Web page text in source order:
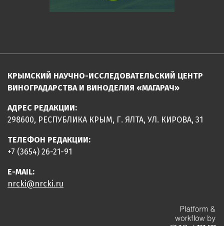
КРЫМСКИЙ НАУЧНО-ИССЛЕДОВАТЕЛЬСКИЙ ЦЕНТР
ВИНОГРАДАРСТВА И ВИНОДЕЛИЯ «МАГАРАЧ»
АДРЕС РЕДАКЦИИ:
298600, РЕСПУБЛИКА КРЫМ, Г. ЯЛТА, УЛ. КИРОВА, 31
ТЕЛЕФОН РЕДАКЦИИ:
+7 (3654) 26-21-91
E-MAIL:
nrcki@nrcki.ru